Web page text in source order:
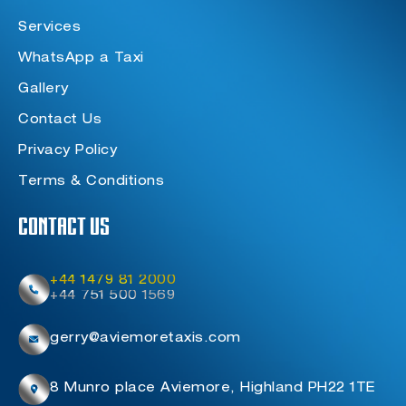
Services
WhatsApp a Taxi
Gallery
Contact Us
Privacy Policy
Terms & Conditions
Contact Us
+44 1479 81 2000
+44 751 500 1569
gerry@aviemoretaxis.com
8 Munro place Aviemore, Highland PH22 1TE